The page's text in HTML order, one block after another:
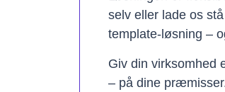
selv eller lade os
template-løsning –
Giv din virksomhed
– på dine